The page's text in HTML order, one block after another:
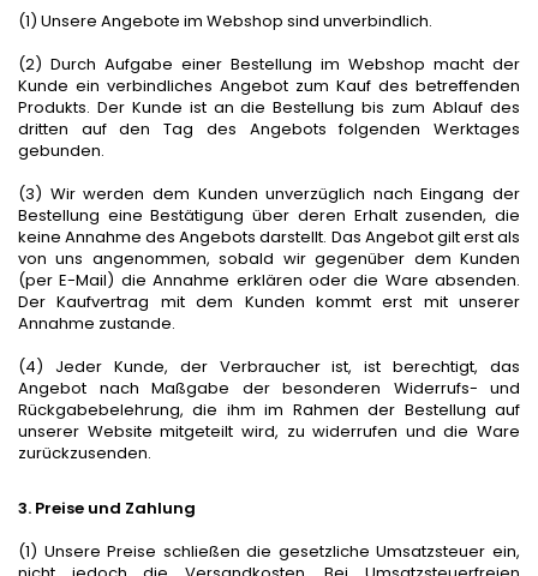
(1) Unsere Angebote im Webshop sind unverbindlich.
(2) Durch Aufgabe einer Bestellung im Webshop macht der
Kunde ein verbindliches Angebot zum Kauf des betreffenden
Produkts. Der Kunde ist an die Bestellung bis zum Ablauf des
dritten auf den Tag des Angebots folgenden Werktages
gebunden.
(3) Wir werden dem Kunden unverzüglich nach Eingang der
Bestellung eine Bestätigung über deren Erhalt zusenden, die
keine Annahme des Angebots darstellt. Das Angebot gilt erst als
von uns angenommen, sobald wir gegenüber dem Kunden
(per E-Mail) die Annahme erklären oder die Ware absenden.
Der Kaufvertrag mit dem Kunden kommt erst mit unserer
Annahme zustande.
(4) Jeder Kunde, der Verbraucher ist, ist berechtigt, das
Angebot nach Maßgabe der besonderen Widerrufs- und
Rückgabebelehrung, die ihm im Rahmen der Bestellung auf
unserer Website mitgeteilt wird, zu widerrufen und die Ware
zurückzusenden.
3. Preise und Zahlung
(1) Unsere Preise schließen die gesetzliche Umsatzsteuer ein,